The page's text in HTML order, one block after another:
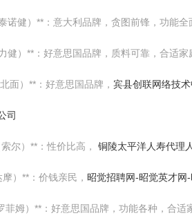
诺健）**：意大利品牌，贪图前锋，功能全
健）**：好意思国品牌，质料可靠，合适家
面）**：好意思国品牌， 宾县创联网络技
司
尔）**：性价比高， 铜陵太平洋人寿代理人
）**：价钱亲民， 昭觉招聘网-昭觉英才网
姆）**：好意思国品牌，功能各种，合适